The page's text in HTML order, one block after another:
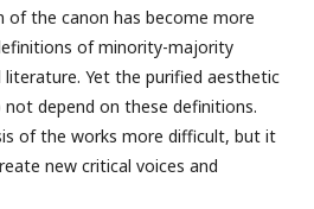
of the canon has become more
of minority-majority
Yet the purified aesthetic
depend on these definitions.
of the works more difficult, but it
new critical voices and